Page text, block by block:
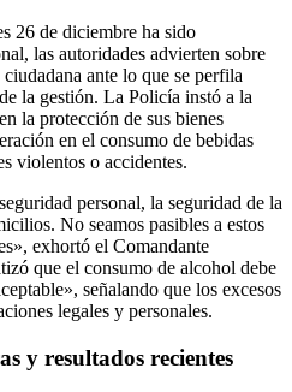
26 de diciembre ha sido
las autoridades advierten sobre
ante lo que se perfila
la gestión. La Policía instó a la
la protección de sus bienes
en el consumo de bebidas
violentos o accidentes.
personal, la seguridad de la
No seamos pasibles a estos
exhortó el Comandante
que el consumo de alcohol debe
señalando que los excesos
legales y personales.
y resultados recientes